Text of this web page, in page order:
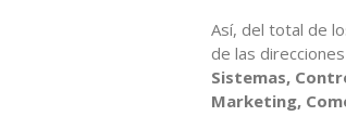
Así, del total de
de las
Sistemas,
Marketing,